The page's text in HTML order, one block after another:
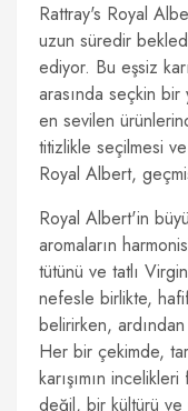
Rattray's Royal
uzun süredir
ediyor. Bu eşsiz
arasında seçkin bir
en sevilen
titizlikle seçilmesi
Royal Albert,
Royal Albert'in
aromaların
tütünü ve tatlı
nefesle birlikte,
belirirken,
Her bir çekimde,
karışımın
değil, bir kültürü ve